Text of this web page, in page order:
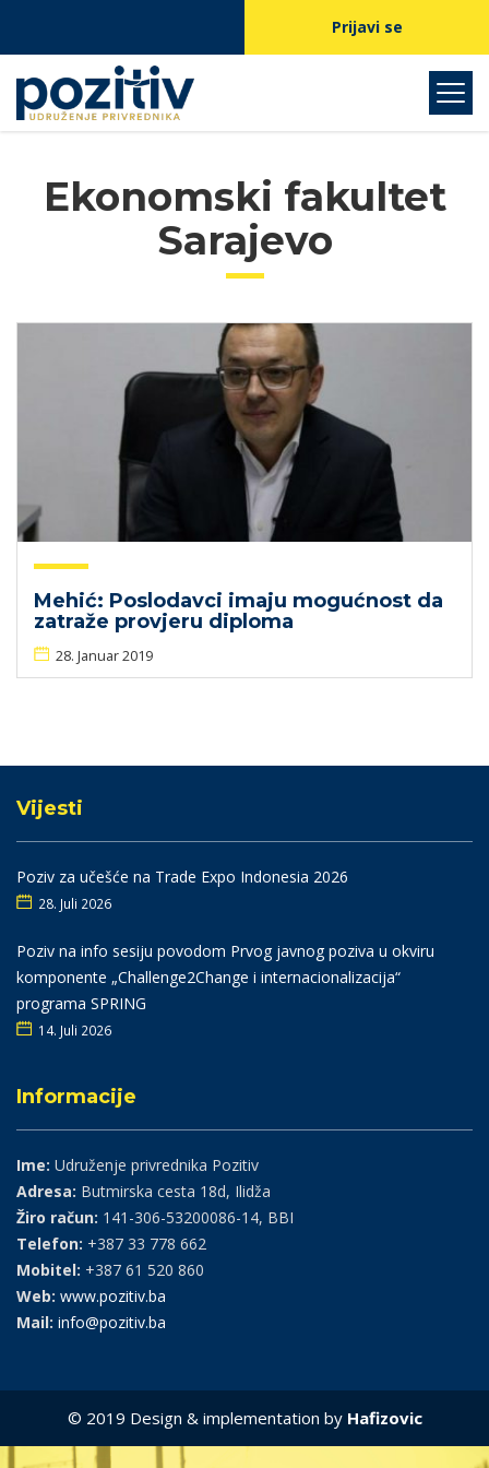
Prijavi se
Ekonomski fakultet
Sarajevo
Mehić: Poslodavci imaju mogućnost da
zatraže provjeru diploma
28. Januar 2019
Vijesti
Poziv za učešće na Trade Expo Indonesia 2026
28. Juli 2026
Poziv na info sesiju povodom Prvog javnog poziva u okviru
komponente „Challenge2Change i internacionalizacija“
programa SPRING
14. Juli 2026
Informacije
Ime: Udruženje privrednika Pozitiv
Adresa: Butmirska cesta 18d, Ilidža
Žiro račun: 141-306-53200086-14, BBI
Telefon: +387 33 778 662
Mobitel: +387 61 520 860
Web: www.pozitiv.ba
Mail: info@pozitiv.ba
© 2019 Design & implementation by Hafizovic